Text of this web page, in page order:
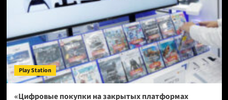
Милли
Браун
оказалась
поклонницей
Grand
Theft
Auto
Play Station
«Цифровые покупки на закрытых платформах